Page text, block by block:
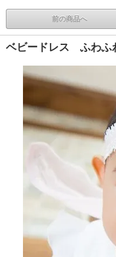
前の商品へ
ベビードレス ふわふ